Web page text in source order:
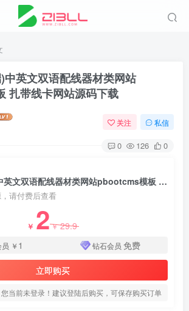
中英文双语配线器材类网站
扎带线卡网站源码下载
关注 私信
0 126 0
(自适应移动端)中英文双语配线器材类网站pbootcms模板 扎带线卡网站源码下载
请付费后查看
￥ 2￥29.9
￥ 1 钻石会员 免费
立即购买
您当前未登录！建议登陆后购买，可保存购买订单